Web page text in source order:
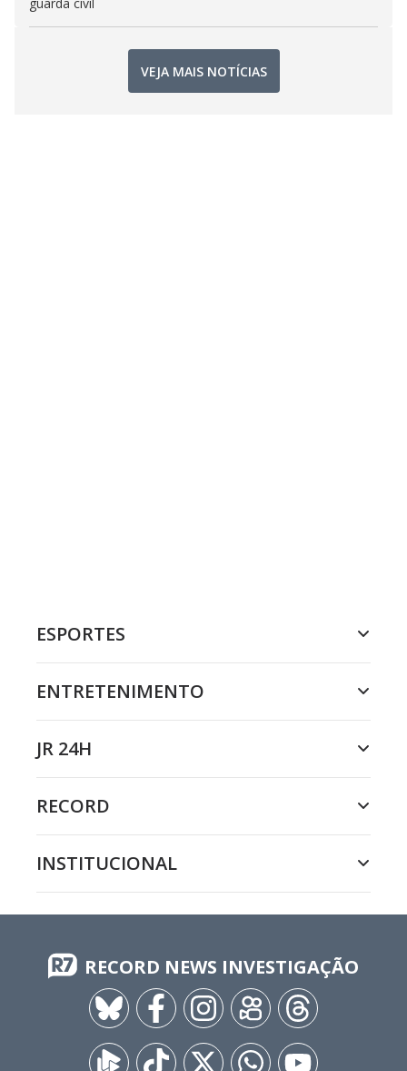
VEJA MAIS NOTÍCIAS
ESPORTES
ENTRETENIMENTO
JR 24H
RECORD
INSTITUCIONAL
RECORD NEWS INVESTIGAÇÃO